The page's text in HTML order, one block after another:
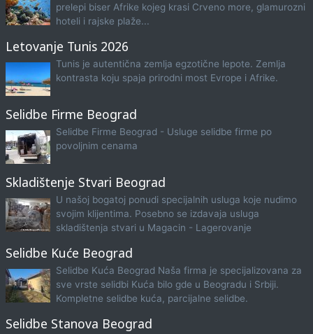
prelepi biser Afrike kojeg krasi Crveno more, glamurozni
hoteli i rajske plaže...
Letovanje Tunis 2026
Tunis je autentična zemlja egzotične lepote. Zemlja
kontrasta koju spaja prirodni most Evrope i Afrike.
Selidbe Firme Beograd
Selidbe Firme Beograd - Usluge selidbe firme po
povoljnim cenama
Skladištenje Stvari Beograd
U našoj bogatoj ponudi specijalnih usluga koje nudimo
svojim klijentima. Posebno se izdavaja usluga
skladištenja stvari u Magacin - Lagerovanje
Selidbe Kuće Beograd
Selidbe Kuća Beograd Naša firma je specijalizovana za
sve vrste selidbi Kuća bilo gde u Beogradu i Srbiji.
Kompletne selidbe kuća, parcijalne selidbe.
Selidbe Stanova Beograd